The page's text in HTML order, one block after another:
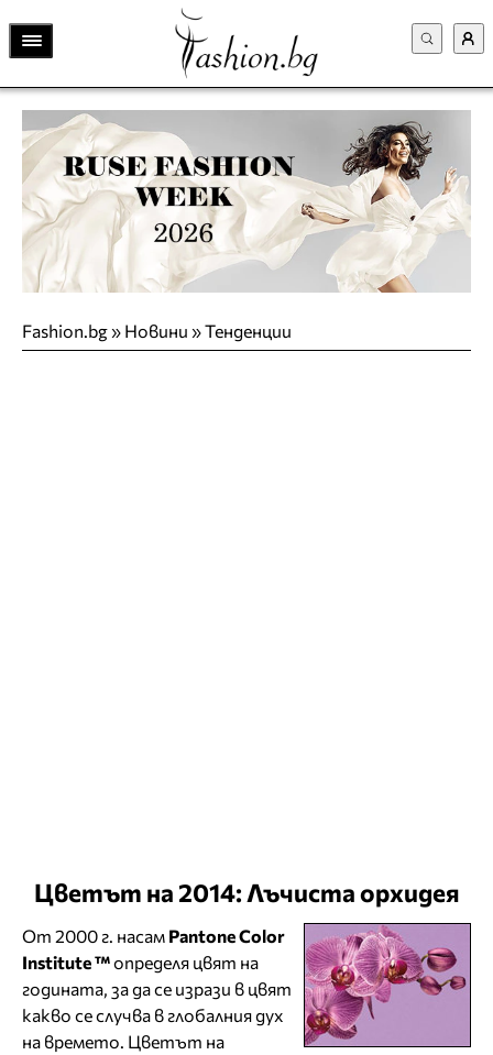
Fashion.bg» Новини »Тенденции
Цветът на 2014: Лъчиста орхидея
От 2000 г. насам Pantone Color
Institute ™определя цвят на
годината, за да се изрази в цвят
какво се случва в глобалния дух
на времето. Цветът на